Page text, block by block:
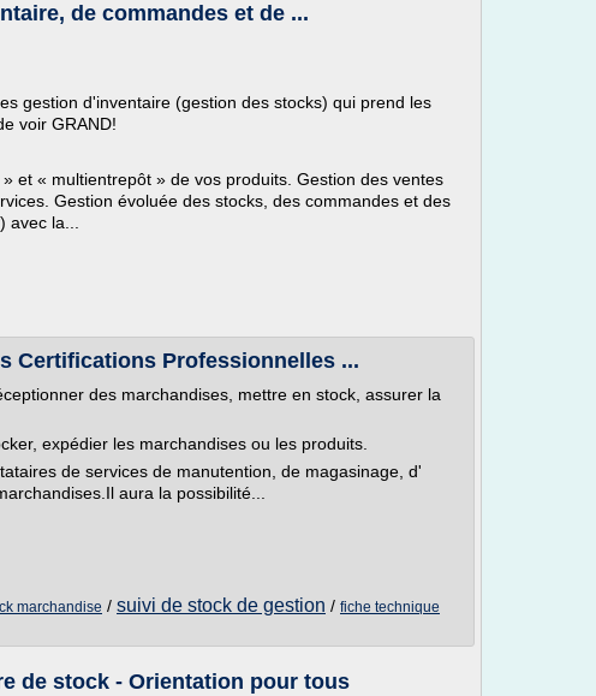
de commandes et de ...
gestion d'inventaire (gestion des stocks) qui prend les
voir GRAND!
et « multientrepôt » de vos produits. Gestion des ventes
Gestion évoluée des stocks, des commandes et des
la...
Certifications Professionnelles ...
des marchandises, mettre en stock, assurer la
expédier les marchandises ou les produits.
de services de manutention, de magasinage, d'
aura la possibilité...
marchandise / suivi de stock de gestion / fiche technique
de stock - Orientation pour tous